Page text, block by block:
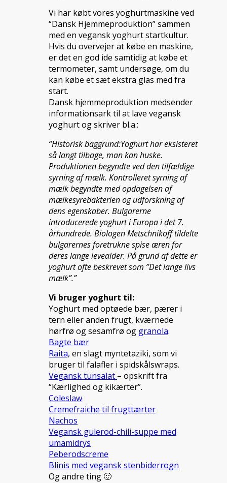
Vi har købt vores yoghurtmaskine ved
“Dansk Hjemmeproduktion” sammen
med en vegansk yoghurt startkultur.
Hvis du overvejer at købe en maskine,
er det en god ide samtidig at købe et
termometer, samt undersøge, om du
kan købe et sæt ekstra glas med fra
start.
Dansk hjemmeproduktion medsender
informationsark til at lave vegansk
yoghurt og skriver bl.a.:
“Historisk baggrund:Yoghurt har eksisteret
så langt tilbage, man kan huske.
Produktionen begyndte ved den tilfældige
syrning af mælk. Kontrolleret syrning af
mælk begyndte med opdagelsen af
mælkesyrebakterien og udforskning af
dens egenskaber. Bulgarerne
introducerede yoghurt i Europa i det 7.
århundrede. Biologen Metschnikoff tildelte
bulgarernes foretrukne spise æren for
deres lange levealder. På grund af dette er
yoghurt ofte beskrevet som ”Det lange livs
mælk”.”
Vi bruger yoghurt til:
Yoghurt med optøede bær, pærer i
tern eller anden frugt, kværnede
hørfrø og sesamfrø og granola.
Bagte bær
Raita, en slagt myntetaziki, som vi
bruger til falafler i spidskålswraps.
Vegansk tunsalat – opskrift fra
“Kærlighed og kikærter”.
Coleslaw
Cremefraiche til frugttærter
Nachos
Vegansk gulerod-chili-suppe med
umamidrys
Peberodscreme
Blinis med vegansk stenbiderrogn
Og andre ting 🙂